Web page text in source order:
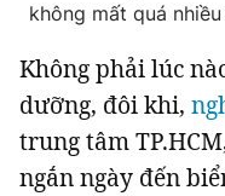
Video
Magazine
không mất quá
Không phải lúc
dưỡng, đôi khi,
trung tâm
ngắn ngày đến